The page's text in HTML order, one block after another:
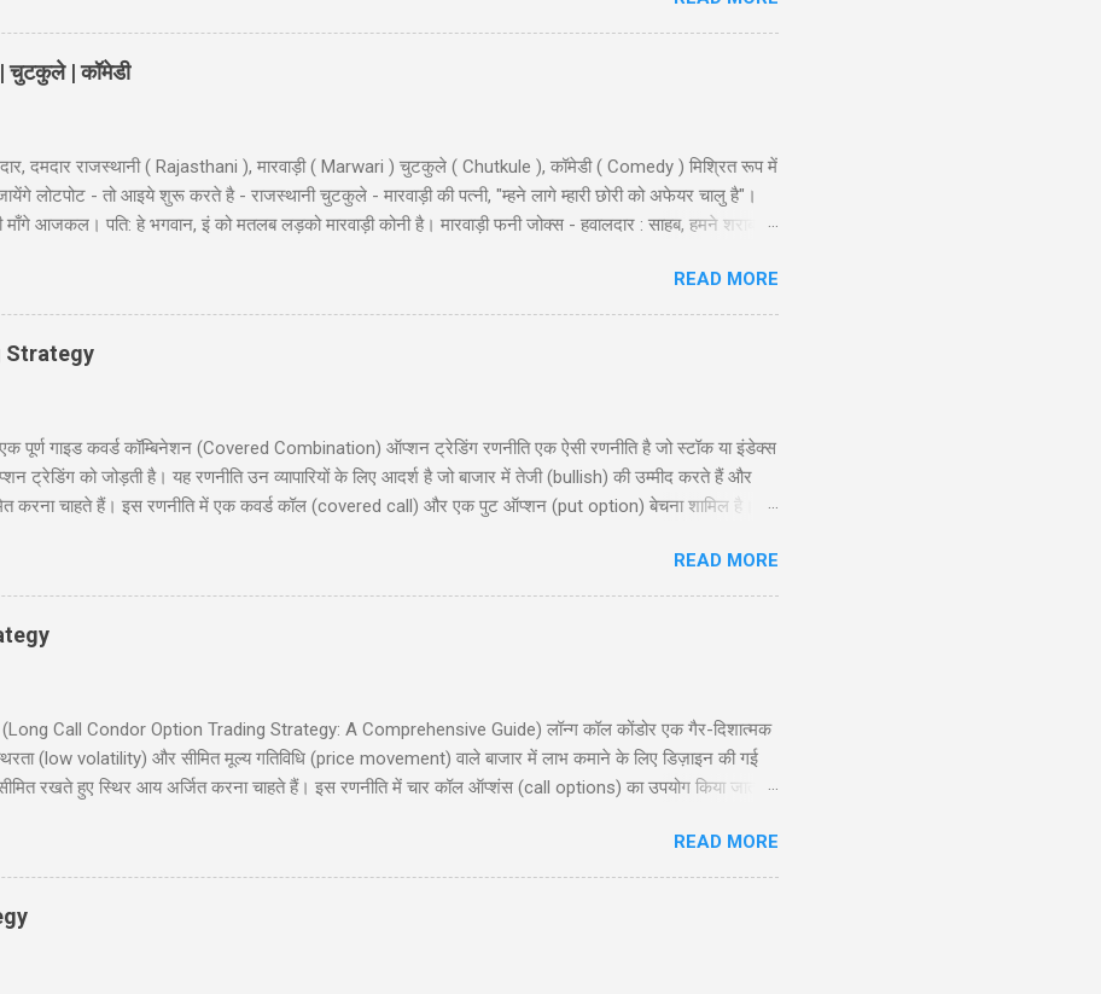
सै हम जाटो...
चुटकुले | कॉमेडी
दमदार राजस्थानी ( Rajasthani ), मारवाड़ी ( Marwari ) चुटकुले ( Chutkule ), कॉमेडी ( Comedy ) मिश्रित रूप में
लोटपोट - तो आइये शुरू करते है - राजस्थानी चुटकुले - मारवाड़ी की पत्नी, "म्हने लागे म्हारी छोरी को अफेयर चालु है"।
माँगे आजकल। पति: हे भगवान, इं को मतलब लड़को मारवाड़ी कोनी है। मारवाड़ी फनी जोक्स - हवालदार : साहब, हमने शराब से
के कठे जा री से? लुगाई- आत्महत्या करणे जा री सुं धणी- तो इत्तो मेकअप क्यूँ करयो है लुगाई- काल अख़बार म्हें म्हारो
स्कूल के निरीक्षण के लिए कुछ अधिकारी दिल्ली से गाँव की छोटी स्कूल में पहुंचे और निरिक्षण शुरू किया । निरीक्षक लड़कों से:
: ‘विश्राम’। सब वैस...
READ MORE
Strategy
गाइड कवर्ड कॉम्बिनेशन (Covered Combination) ऑप्शन ट्रेडिंग रणनीति एक ऐसी रणनीति है जो स्टॉक या इंडेक्स
को जोड़ती है। यह रणनीति उन व्यापारियों के लिए आदर्श है जो बाजार में तेजी (bullish) की उम्मीद करते हैं और
करना चाहते हैं। इस रणनीति में एक कवर्ड कॉल (covered call) और एक पुट ऑप्शन (put option) बेचना शामिल है।
लिए उपयोगी होगी, जो सूचित निर्णय लेना चाहते हैं। हमारा उद्देश्य आपको इस रणनीति को समझने और इसे प्रभावी ढंग से लागू
(Introduction) 2. कवर्ड कॉम्बिनेशन क्या है? (What is Covered Combination?) ...
READ MORE
(Long Call Condor Option Trading Strategy: A Comprehensive Guide) लॉन्ग कॉल कोंडोर एक गैर-दिशात्मक
(low volatility) और सीमित मूल्य गतिविधि (price movement) वाले बाजार में लाभ कमाने के लिए डिज़ाइन की गई
रखते हुए स्थिर आय अर्जित करना चाहते हैं। इस रणनीति में चार कॉल ऑप्शंस (call options) का उपयोग किया जाता है,
रणनीति के चार परिदृश्य (scenarios), प्रवेश और निकास की योजना (entry and exit planning), जोखिम और लाभ
हों या अनुभवी ट्रेडर, यह गाइड आपको इस रणनीति को समझने और लागू करने में मदद करेगी। ...
READ MORE